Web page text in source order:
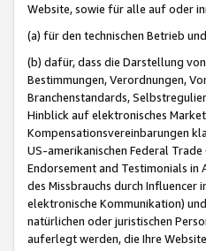
Website, sowie für alle auf oder
(a) für den technischen Betrieb
(b) dafür, dass die Darstellung
Bestimmungen, Verordnungen,
Branchenstandards,
Hinblick auf elektronisches
Kompensationsvereinbarungen
US-amerikanischen Federal
Endorsement and Testimonials
des Missbrauchs durch
elektronische Kommunikation)
natürlichen oder juristischen
auferlegt werden, die Ihre